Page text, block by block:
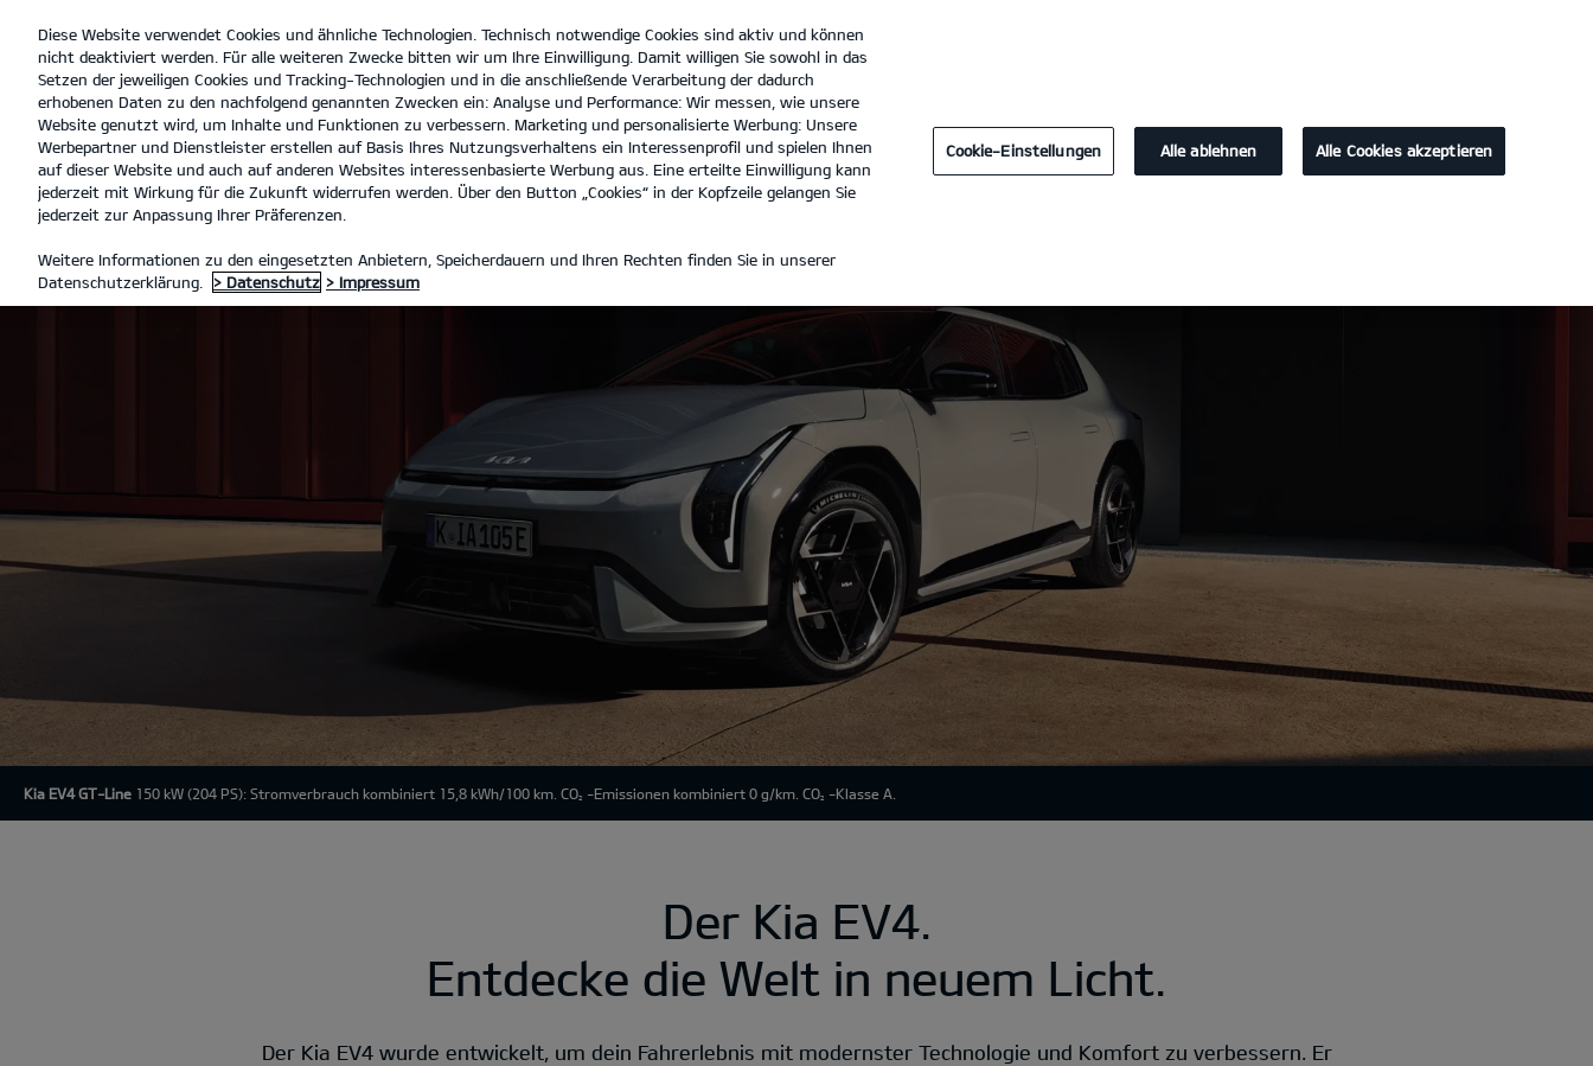
open
menu
Autohaus Kuchenbecker GmbH & Co. KG
Kia EV4 GT-Line 150 kW (204 PS): Stromverbrauch kombiniert 15,8 kWh/100 km. CO2 -Emissionen kombiniert 0 g/km. CO2 -Klasse A.
Der Kia EV4.
Entdecke die Welt in neuem Licht.
Der Kia EV4 wurde entwickelt, um dein Fahrerlebnis mit modernster Technologie und Komfort zu verbessern. Er
Diese Website verwendet Cookies und ähnliche Technologien. Technisch notwendige Cookies sind aktiv und können
nicht deaktiviert werden. Für alle weiteren Zwecke bitten wir um Ihre Einwilligung. Damit willigen Sie sowohl in das
Setzen der jeweiligen Cookies und Tracking-Technologien und in die anschließende Verarbeitung der dadurch
erhobenen Daten zu den nachfolgend genannten Zwecken ein: Analyse und Performance: Wir messen, wie unsere
Website genutzt wird, um Inhalte und Funktionen zu verbessern. Marketing und personalisierte Werbung: Unsere
Werbepartner und Dienstleister erstellen auf Basis Ihres Nutzungsverhaltens ein Interessenprofil und spielen Ihnen
auf dieser Website und auch auf anderen Websites interessenbasierte Werbung aus. Eine erteilte Einwilligung kann
jederzeit mit Wirkung für die Zukunft widerrufen werden. Über den Button „Cookies“ in der Kopfzeile gelangen Sie
jederzeit zur Anpassung Ihrer Präferenzen.
Weitere Informationen zu den eingesetzten Anbietern, Speicherdauern und Ihren Rechten finden Sie in unserer
Datenschutzerklärung.
> Datenschutz > Impressum
Cookie-Einstellungen Alle ablehnen Alle Cookies akzeptieren